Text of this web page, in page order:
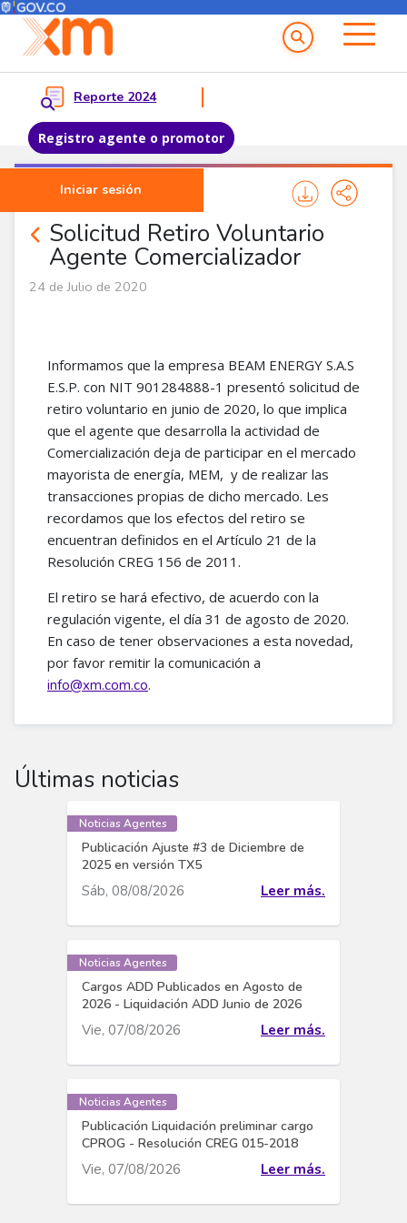
Pasar al contenido principal
Menú del Usuario
Reporte 2024
Registro agente o promotor
Iniciar sesión
Menu principal
Solicitud Retiro Voluntario
Agente Comercializador
Noticias Agentes
24 de Julio de 2020
Informamos que la empresa BEAM ENERGY S.A.S
E.S.P. con NIT 901284888-1 presentó solicitud de
retiro voluntario en junio de 2020, lo que implica
que el agente que desarrolla la actividad de
Comercialización deja de participar en el mercado
mayorista de energía, MEM, y de realizar las
transacciones propias de dicho mercado. Les
recordamos que los efectos del retiro se
encuentran definidos en el Artículo 21 de la
Resolución CREG 156 de 2011.
El retiro se hará efectivo, de acuerdo con la
regulación vigente, el día 31 de agosto de 2020.
En caso de tener observaciones a esta novedad,
por favor remitir la comunicación a
info@xm.com.co.
Últimas noticias
Noticias Agentes
Publicación Ajuste #3 de Diciembre de
2025 en versión TX5
Sáb, 08/08/2026 Leer más.
Noticias Agentes
Cargos ADD Publicados en Agosto de
2026 - Liquidación ADD Junio de 2026
Vie, 07/08/2026 Leer más.
Noticias Agentes
Publicación Liquidación preliminar cargo
CPROG - Resolución CREG 015-2018
Vie, 07/08/2026 Leer más.